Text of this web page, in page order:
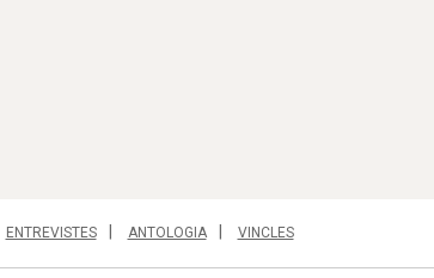
ENTREVISTES ANTOLOGIA VINCLES